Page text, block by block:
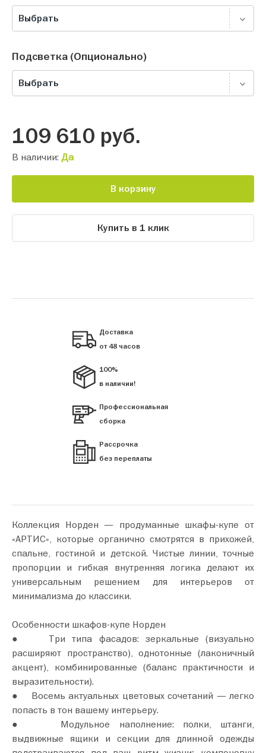
Выбрать
Подсветка (Опционально)
Выбрать
109 610 руб.
В наличии: Да
В корзину
Купить в 1 клик
Доставка
от 48 часов
100%
в наличии!
Профессиональная
сборка
Рассрочка
без переплаты
Коллекция Норден — продуманные шкафы‑купе от
«АРТИС», которые органично смотрятся в прихожей,
спальне, гостиной и детской. Чистые линии, точные
пропорции и гибкая внутренняя логика делают их
универсальным решением для интерьеров от
минимализма до классики.
Особенности шкафов-купе Норден
● Три типа фасадов: зеркальные (визуально
расширяют пространство), однотонные (лаконичный
акцент), комбинированные (баланс практичности и
выразительности).
● Восемь актуальных цветовых сочетаний — легко
попасть в тон вашему интерьеру.
● Модульное наполнение: полки, штанги,
выдвижные ящики и секции для длинной одежды